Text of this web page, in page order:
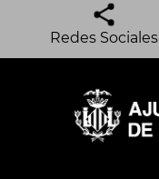
Redes Sociales